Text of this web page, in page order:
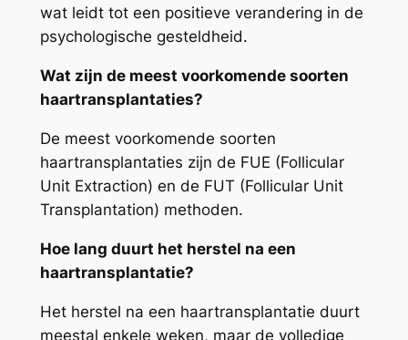
wat leidt tot een positieve verandering in de
psychologische gesteldheid.
Wat zijn de meest voorkomende soorten
haartransplantaties?
De meest voorkomende soorten
haartransplantaties zijn de FUE (Follicular
Unit Extraction) en de FUT (Follicular Unit
Transplantation) methoden.
Hoe lang duurt het herstel na een
haartransplantatie?
Het herstel na een haartransplantatie duurt
meestal enkele weken, maar de volledige